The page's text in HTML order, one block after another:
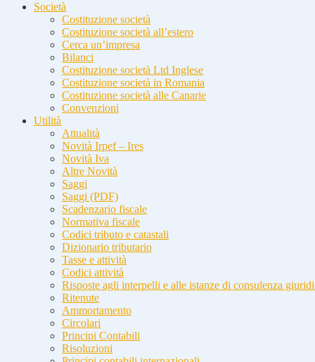
Società
Costituzione società
Costituzione società all’estero
Cerca un’impresa
Bilanci
Costituzione società Ltd Inglese
Costituzione società in Romania
Costituzione società alle Canarie
Convenzioni
Utilità
Attualità
Novità Irpef – Ires
Novità Iva
Altre Novità
Saggi
Saggi (PDF)
Scadenzario fiscale
Normativa fiscale
Codici tributo e catastali
Dizionario tributario
Tasse e attività
Codici attività
Risposte agli interpelli e alle istanze di consulenza
Ritenute
Ammortamento
Circolari
Principi Contabili
Risoluzioni